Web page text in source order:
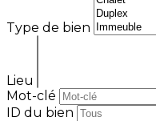
Type de bien
Lieu
Mot-clé
ID du bien